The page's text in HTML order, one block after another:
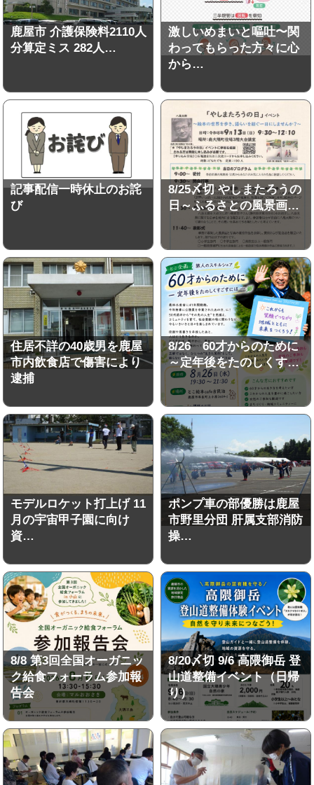
鹿屋市 介護保険料2110人
分算定ミス 282人…
激しいめまいと嘔吐〜関
わってもらった方々に心
から…
記事配信一時休止のお詫
び
8/25〆切 やしまたろうの
日～ふるさとの風景画…
住居不詳の40歳男を鹿屋
市内飲食店で傷害により
逮捕
8/26 60才からのために
～定年後をたのしくす…
モデルロケット打上げ 11
月の宇宙甲子園に向け
資…
ポンプ車の部優勝は鹿屋
市野里分団 肝属支部消防
操…
8/8 第3回全国オーガニッ
ク給食フォーラム参加報
告会
8/20〆切 9/6 高隈御岳 登
山道整備イベント（日帰
り）